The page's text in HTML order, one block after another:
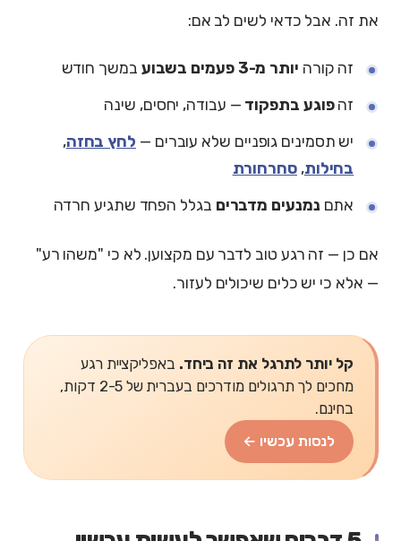
את זה. אבל כדאי לשים לב אם:
זה קורה יותר מ-3 פעמים בשבוע
במשך חודש
זהפוגע בתפקוד — עבודה, יחסים, שינה
יש תסמינים גופניים שלא עוברים — לחץ בחזה,
בחילות,סחרחורת
אתם נמנעים מדברים בגלל הפחד שתגיע חרדה
אם כן — זה רגע טוב לדבר עם מקצוען. לא כי "משהו רע"
— אלא כי יש כלים שיכולים לעזור.
קל יותר לתרגל את זה ביחד. באפליקציית רגע
מחכים לך תרגולים מודרכים בעברית של 2-5 דקות,
בחינם.
לנסות עכשיו ←